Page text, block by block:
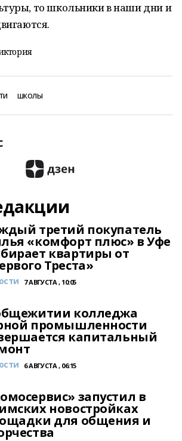
то школьники в наши дни и
школы
третий покупатель
«комфорт плюс» в Уфе
квартиры от
Треста»
7 АВГУСТА , 10:05
колледжа
промышленности
капитальный
6 АВГУСТА , 06:15
запустил в
новостройках
для общения и